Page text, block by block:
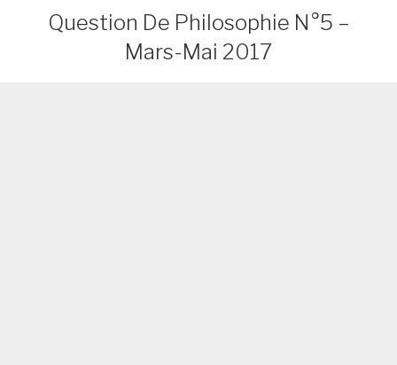
Question De Philosophie N°5 –
Mars-Mai 2017